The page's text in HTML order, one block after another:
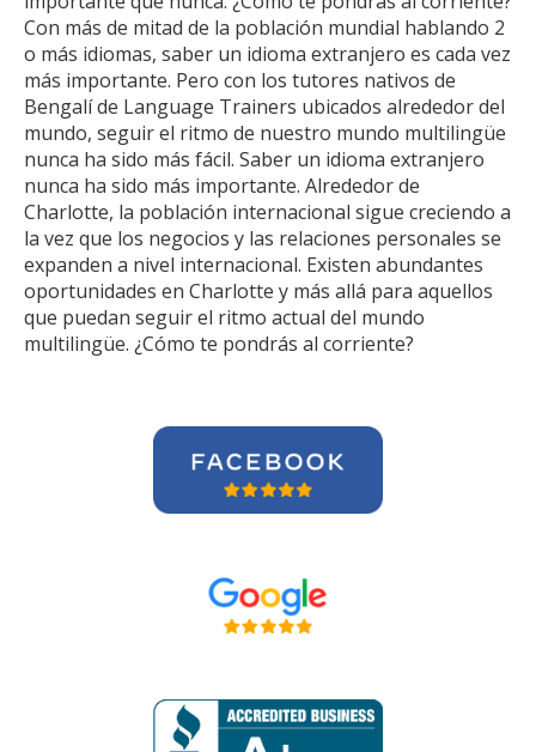
Con más de mitad de la población mundial hablando 2
o más idiomas, saber un idioma extranjero es cada vez
más importante. Pero con los tutores nativos de
Bengalí de Language Trainers ubicados alrededor del
mundo, seguir el ritmo de nuestro mundo multilingüe
nunca ha sido más fácil. Saber un idioma extranjero
nunca ha sido más importante. Alrededor de
Charlotte, la población internacional sigue creciendo a
la vez que los negocios y las relaciones personales se
expanden a nivel internacional. Existen abundantes
oportunidades en Charlotte y más allá para aquellos
que puedan seguir el ritmo actual del mundo
multilingüe. ¿Cómo te pondrás al corriente?